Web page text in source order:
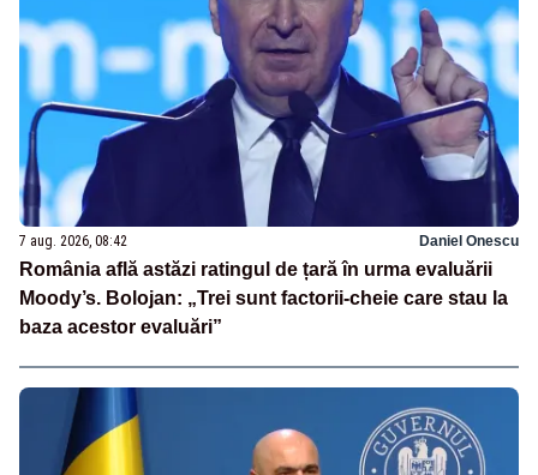
7 aug. 2026, 08:42 Daniel Onescu
România află astăzi ratingul de țară în urma evaluării
Moody’s. Bolojan: „Trei sunt factorii-cheie care stau la
baza acestor evaluări”